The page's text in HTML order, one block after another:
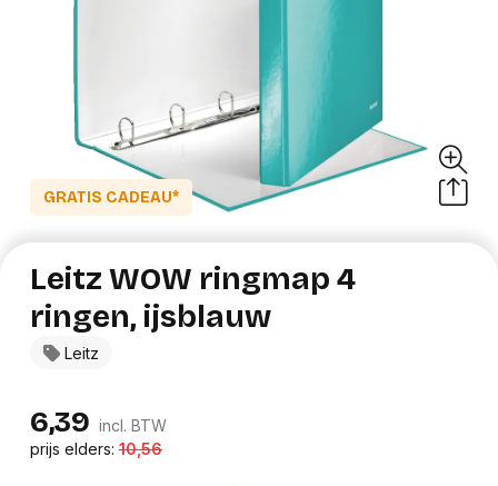
GRATIS CADEAU*
Leitz
Leitz WOW ringmap 4
ringen, ijsblauw
6,39 incl. BTW
prijs elders:10,56